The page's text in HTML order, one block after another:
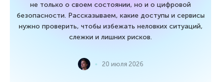
не только о своем состоянии, но и о цифровой
безопасности. Рассказываем, какие доступы и сервисы
нужно проверить, чтобы избежать неловких ситуаций,
слежки и лишних рисков.
20 июля 2026